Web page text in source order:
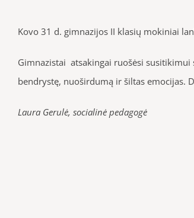
Kovo 31 d. gimnazijos II klasių mokiniai
Gimnazistai atsakingai ruošėsi
bendrystę, nuoširdumą ir šiltas emocijas.
Laura Gerulė, socialinė pedagogė